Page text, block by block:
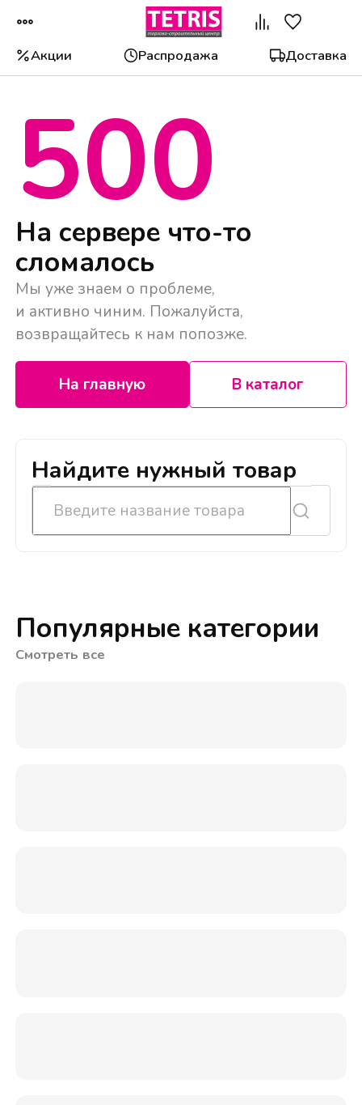
Акции Распродажа Доставка
500
На сервере что-то
сломалось
Мы уже знаем о проблеме,
и активно чиним. Пожалуйста,
возвращайтесь к нам попозже.
На главную В каталог
Найдите нужный товар
Популярные категории
Смотреть все